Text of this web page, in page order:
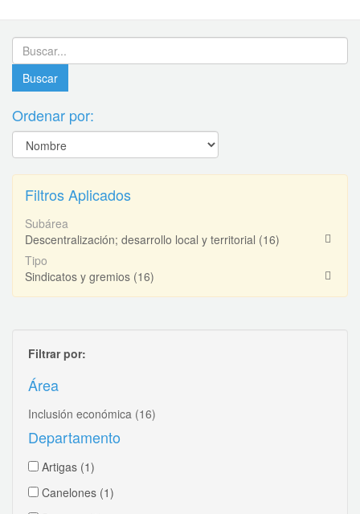
Ordenar por:
Filtros Aplicados
Subárea
Descentralización; desarrollo local y territorial (16)
Tipo
Sindicatos y gremios (16)
Filtrar por:
Área
Inclusión económica (16)
Departamento
Artigas (1)
Canelones (1)